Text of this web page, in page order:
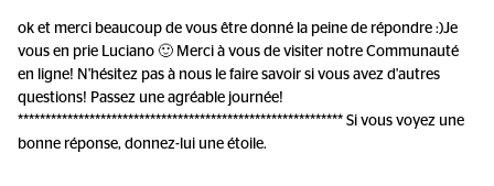
ok et merci beaucoup de vous être donné la peine de répondre :)Je
vous en prie Luciano 🙂 Merci à vous de visiter notre Communauté
en ligne! N'hésitez pas à nous le faire savoir si vous avez d'autres
questions! Passez une agréable journée!
*********************************************************** Si vous voyez une
bonne réponse, donnez-lui une étoile.